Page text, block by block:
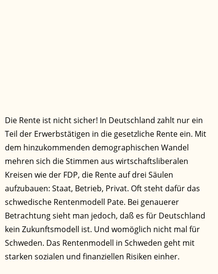
Die Rente ist nicht sicher! In Deutschland zahlt nur ein
Teil der Erwerbstätigen in die gesetzliche Rente ein. Mit
dem hinzukommenden demographischen Wandel
mehren sich die Stimmen aus wirtschaftsliberalen
Kreisen wie der FDP, die Rente auf drei Säulen
aufzubauen: Staat, Betrieb, Privat. Oft steht dafür das
schwedische Rentenmodell Pate. Bei genauerer
Betrachtung sieht man jedoch, daß es für Deutschland
kein Zukunftsmodell ist. Und womöglich nicht mal für
Schweden. Das Rentenmodell in Schweden geht mit
starken sozialen und finanziellen Risiken einher.